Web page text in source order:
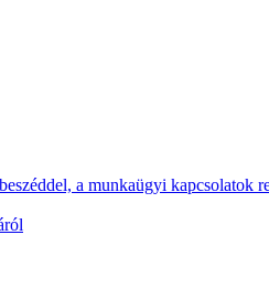
a munkaügyi kapcsolatok